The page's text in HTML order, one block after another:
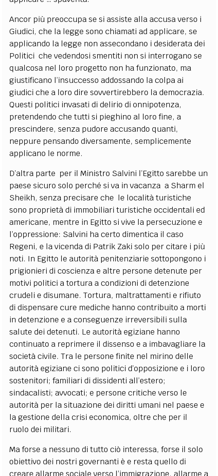
Ancor più preoccupa se si assiste alla accusa verso i
Giudici, che la legge sono chiamati ad applicare, se
applicando la legge non assecondano i desiderata dei
Politici che vedendosi smentiti non si interrogano se
qualcosa nel loro progetto non ha funzionato, ma
giustificano l’insuccesso addossando la colpa ai
giudici che a loro dire sovvertirebbero la democrazia.
Questi politici invasati di delirio di onnipotenza,
pretendendo che tutti si pieghino al loro fine, a
prescindere, senza pudore accusando quanti,
neppure pensando diversamente, semplicemente
applicano le norme.
D’altra parte per il Ministro Salvini l’Egitto sarebbe un
paese sicuro solo perché si va in vacanza a Sharm el
Sheikh, senza precisare che le località turistiche
sono proprietà di immobiliari turistiche occidentali ed
americane, mentre in Egitto si vive la persecuzione e
l’oppressione: Salvini ha certo dimentica il caso
Regeni, e la vicenda di Patrik Zaki solo per citare i più
noti. In Egitto le autorità penitenziarie sottopongono i
prigionieri di coscienza e altre persone detenute per
motivi politici a tortura a condizioni di detenzione
crudeli e disumane. Tortura, maltrattamenti e rifiuto
di dispensare cure mediche hanno contribuito a morti
in detenzione e a conseguenze irreversibili sulla
salute dei detenuti. Le autorità egiziane hanno
continuato a reprimere il dissenso e a imbavagliare la
società civile. Tra le persone finite nel mirino delle
autorità egiziane ci sono politici d’opposizione e i loro
sostenitori; familiari di dissidenti all’estero;
sindacalisti; avvocati; e persone critiche verso le
autorità per la situazione dei diritti umani nel paese e
la gestione della crisi economica, oltre che per il
ruolo dei militari.
Ma forse a nessuno di tutto ciò interessa, forse il solo
obiettivo dei nostri governanti è e resta quello di
creare allarme sociale verso l’immigrazione, allarme a